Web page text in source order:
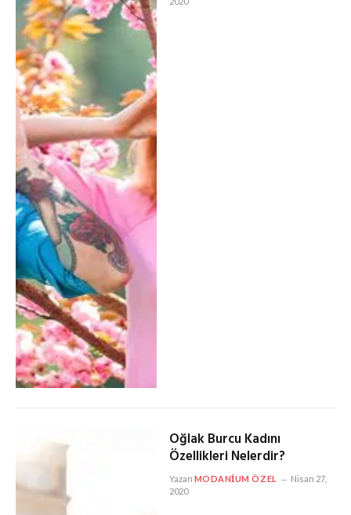
Oğlak Burcu Kadını
Özellikleri Nelerdir?
Yazan MODANIUM ÖZEL
Nisan 27,
2020